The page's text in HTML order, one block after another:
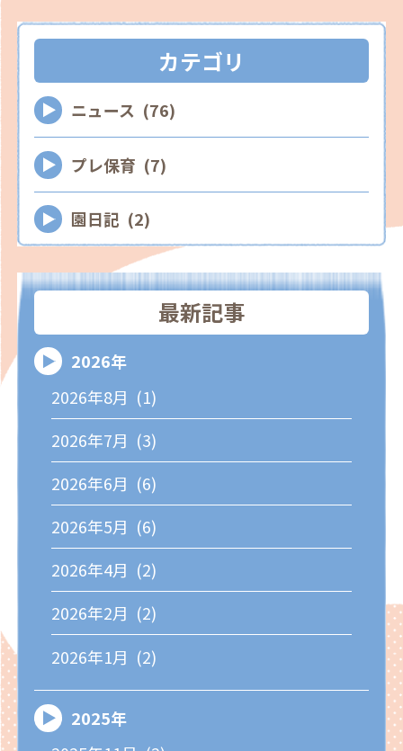
カテゴリ
ニュース (76)
プレ保育 (7)
園日記 (2)
最新記事
2026年
2026年8月 (1)
2026年7月 (3)
2026年6月 (6)
2026年5月 (6)
2026年4月 (2)
2026年2月 (2)
2026年1月 (2)
2025年